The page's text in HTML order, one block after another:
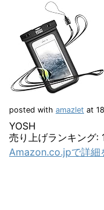
posted with amazlet at
YOSH
売り上げランキング:
Amazon.co.jpで詳細